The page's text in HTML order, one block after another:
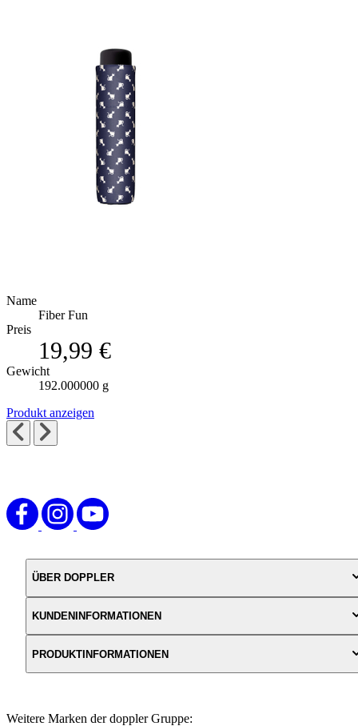
Name
Fiber Fun
Preis
19,99 €
Gewicht
192.000000 g
Produkt anzeigen
ÜBER DOPPLER
KUNDENINFORMATIONEN
PRODUKTINFORMATIONEN
Weitere Marken der doppler Gruppe: